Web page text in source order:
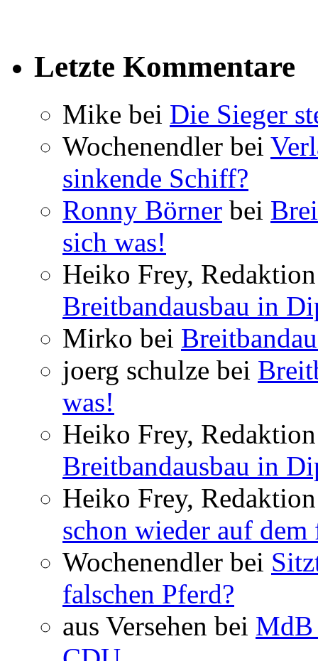
Letzte Kommentare
Mike bei Die Sieger
Wochenendler bei
sinkende Schiff?
Ronny Börner bei
sich was!
Heiko Frey,
Breitbandausbau in
Mirko bei
joerg schulze bei
was!
Heiko Frey,
Breitbandausbau in
Heiko Frey,
schon wieder auf dem
Wochenendler bei
falschen Pferd?
aus Versehen bei MdB